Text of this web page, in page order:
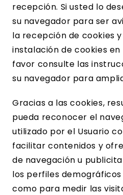
recepción. Si usted lo
su navegador para ser
la recepción de cookies
instalación de cookies en
favor consulte las
su navegador para
Gracias a las cookies,
pueda reconocer el
utilizado por el Usuario
facilitar contenidos y
de navegación u
los perfiles demográficos
como para medir las